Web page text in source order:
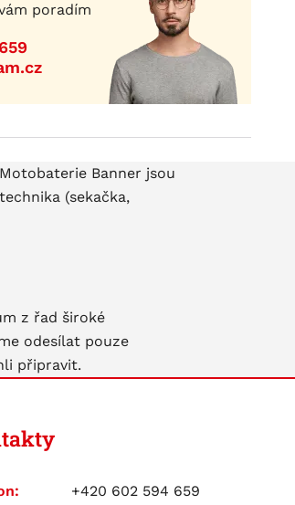
poradím
Banner jsou
(sekačka,
z řad široké
odesílat pouze
připravit.
+420 602 594 659